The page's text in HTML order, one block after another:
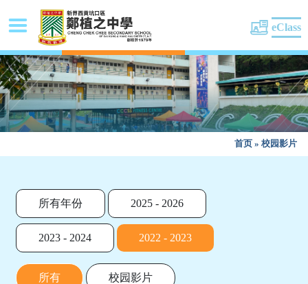
eClass
首页 » 校园影片
所有年份 2025 - 2026
2023 - 2024 2022 - 2023
所有 校园影片